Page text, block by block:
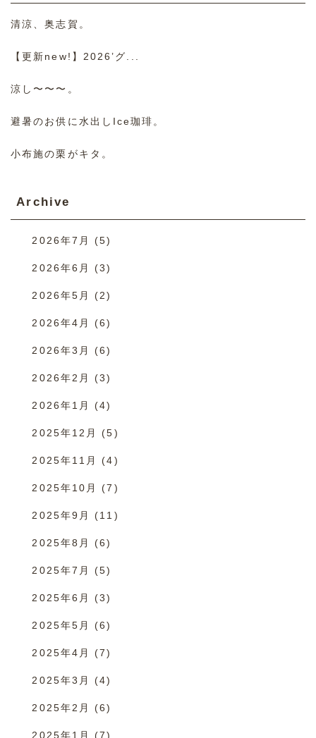
清涼、奥志賀。
【更新new!】2026’グ...
涼し〜〜〜。
避暑のお供に水出しIce珈琲。
小布施の栗がキタ。
Archive
2026年7月 (5)
2026年6月 (3)
2026年5月 (2)
2026年4月 (6)
2026年3月 (6)
2026年2月 (3)
2026年1月 (4)
2025年12月 (5)
2025年11月 (4)
2025年10月 (7)
2025年9月 (11)
2025年8月 (6)
2025年7月 (5)
2025年6月 (3)
2025年5月 (6)
2025年4月 (7)
2025年3月 (4)
2025年2月 (6)
2025年1月 (7)